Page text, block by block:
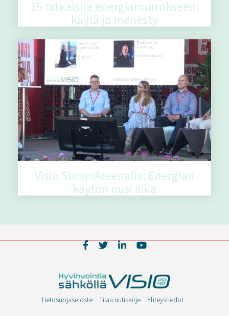
15 ratkaisua energiamurrokseen:
käytä ja menesty
Visio SuomiAreenalla: Energian
käytön uusi aika
Tietosuojaseloste Tilaa uutiskirje Yhteystiedot